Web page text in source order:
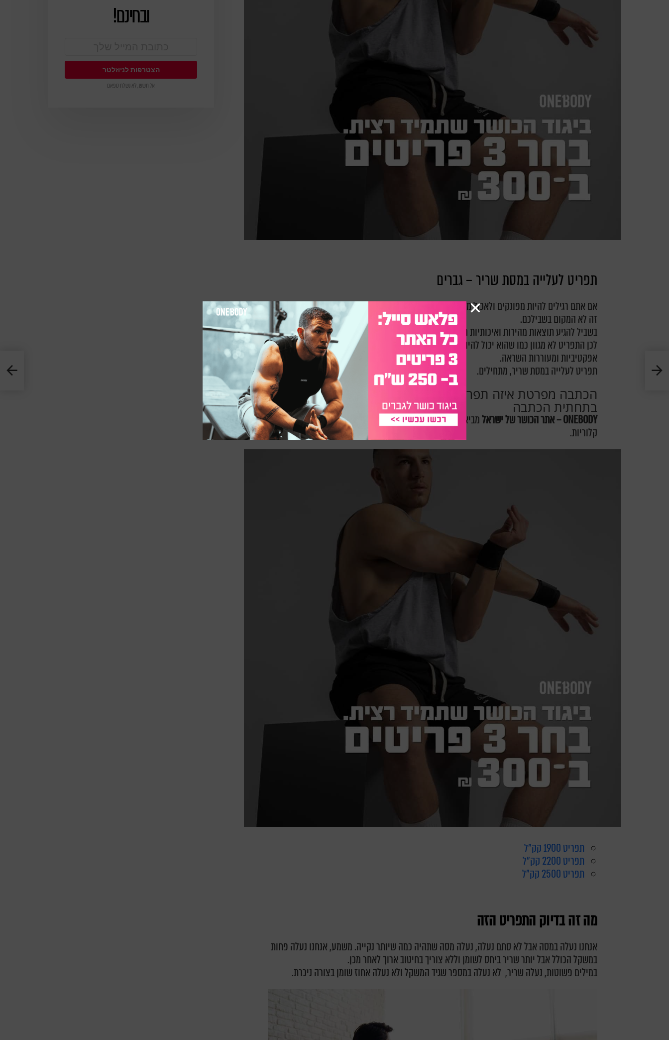
תפריט לעלייה במסת שריר – גברים
אם אתם רגילים להיות מפונקים ולאכול מה שבא לכם מתי שבא לכם או שאתם מחפשים תפריט מגוון,
זה לא המקום בשבילכם.
בשביל להגיע תוצאות מהירות ואיכותיות מבחינה פיזית צריך להיות מדויק מאוד בתזונה.
לכן התפריט לא מגוון כמו שהוא יכול להיות, אבל יש בו בדיוק את מה שצריך כדי לקבל תוצאות טובות,
אפקטיביות ומעוררות השראה.
תפריט לעלייה במסת שריר, מתחילים.
הכתבה מפרטת איזה תפריט עליך לקחת, קישור לתפריטים עצמם
בתחתית הכתבה
ONEBODY – אתר הכושר של ישראל
מביאים לכם תפריטי תזונה לבניית מסת שריר המותאמים לפי
קלוריות.
תפריט 1900 קק"ל
תפריט 2200 קק"ל
תפריט 2500 קק"ל
מה זה בדיוק התפריט הזה
אנחנו נעלה במסה אבל לא סתם נעלה, נעלה מסה שתהיה כמה שיותר נקייה. משמע, אנחנו נעלה פחות
במשקל הכולל אבל יותר שריר ביחס לשומן וללא צוריך בחיטוב ארוך לאחר מכן.
במילים פשוטות, נעלה שריר, לא נעלה במספר שגיד המשקל ולא נעלה אחוז שומן בצורה ניכרת.
ובחינם!
אל חשש, לא נשלח ספאם